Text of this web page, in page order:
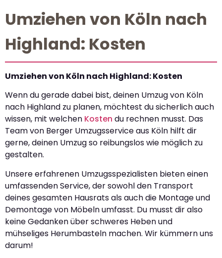
Umziehen von Köln nach
Highland: Kosten
Umziehen von Köln nach Highland: Kosten
Wenn du gerade dabei bist, deinen Umzug von Köln
nach Highland zu planen, möchtest du sicherlich auch
wissen, mit welchen Kosten du rechnen musst. Das
Team von Berger Umzugsservice aus Köln hilft dir
gerne, deinen Umzug so reibungslos wie möglich zu
gestalten.
Unsere erfahrenen Umzugsspezialisten bieten einen
umfassenden Service, der sowohl den Transport
deines gesamten Hausrats als auch die Montage und
Demontage von Möbeln umfasst. Du musst dir also
keine Gedanken über schweres Heben und
mühseliges Herumbasteln machen. Wir kümmern uns
darum!